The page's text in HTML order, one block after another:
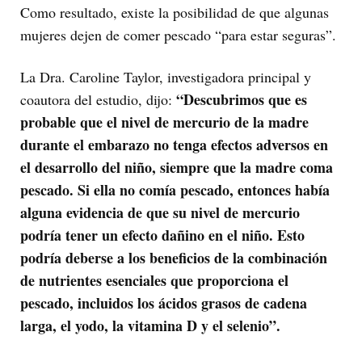
Como resultado, existe la posibilidad de que algunas
mujeres dejen de comer pescado “para estar seguras”.
La Dra. Caroline Taylor, investigadora principal y
coautora del estudio, dijo: “Descubrimos que es
probable que el nivel de mercurio de la madre
durante el embarazo no tenga efectos adversos en
el desarrollo del niño, siempre que la madre coma
pescado. Si ella no comía pescado, entonces había
alguna evidencia de que su nivel de mercurio
podría tener un efecto dañino en el niño. Esto
podría deberse a los beneficios de la combinación
de nutrientes esenciales que proporciona el
pescado, incluidos los ácidos grasos de cadena
larga, el yodo, la vitamina D y el selenio”.